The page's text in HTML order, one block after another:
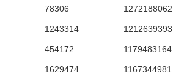
78306 1272188062
1243314 1212639393
454172 1179483164
1629474 1167344981